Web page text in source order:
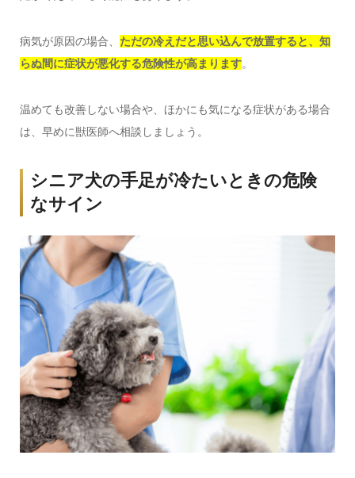
病気が原因の場合、 ただの冷えだと思い込んで放置すると、知
らぬ間に症状が悪化する危険性が高まります。
温めても改善しない場合や、ほかにも気になる症状がある場合
は、早めに獣医師へ相談しましょう。
シニア犬の手足が冷たいときの危険
なサイン